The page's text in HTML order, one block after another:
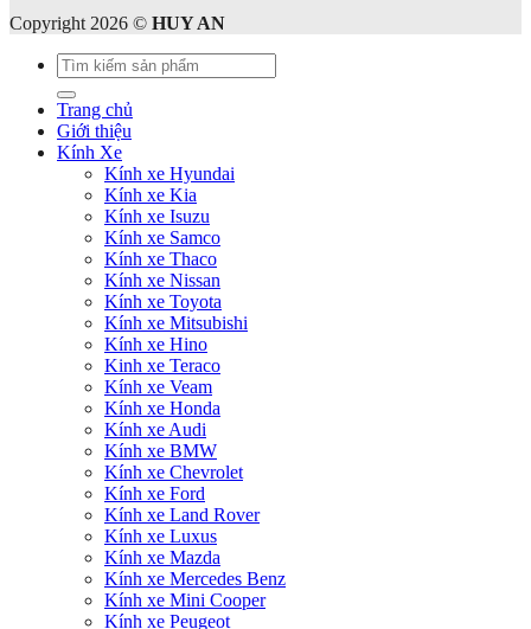
Copyright 2026 © HUY AN
Tìm
kiếm:
Trang chủ
Giới thiệu
Kính Xe
Kính xe Hyundai
Kính xe Kia
Kính xe Isuzu
Kính xe Samco
Kính xe Thaco
Kính xe Nissan
Kính xe Toyota
Kính xe Mitsubishi
Kính xe Hino
Kinh xe Teraco
Kính xe Veam
Kính xe Honda
Kính xe Audi
Kính xe BMW
Kính xe Chevrolet
Kính xe Ford
Kính xe Land Rover
Kính xe Luxus
Kính xe Mazda
Kính xe Mercedes Benz
Kính xe Mini Cooper
Kính xe Peugeot